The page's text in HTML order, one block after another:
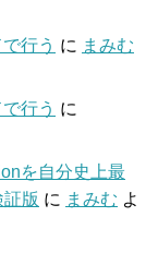
行う に まみむ
行う に
を自分史上最
版 に まみむ よ